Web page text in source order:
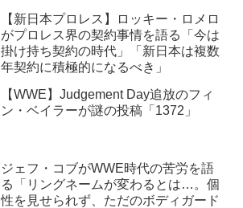
【新日本プロレス】ロッキー・ロメロ
がプロレス界の契約事情を語る「今は
掛け持ち契約の時代」「新日本は複数
年契約に積極的になるべき」
【WWE】Judgement Day追放のフィ
ン・ベイラーが謎の投稿「1372」
ジェフ・コブがWWE時代の苦労を語
る「リングネームが変わるとは…。個
性を見せられず、ただのボディガード